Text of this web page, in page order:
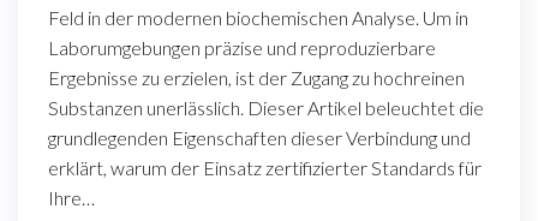
Feld in der modernen biochemischen Analyse. Um in
Laborumgebungen präzise und reproduzierbare
Ergebnisse zu erzielen, ist der Zugang zu hochreinen
Substanzen unerlässlich. Dieser Artikel beleuchtet die
grundlegenden Eigenschaften dieser Verbindung und
erklärt, warum der Einsatz zertifizierter Standards für
Ihre…